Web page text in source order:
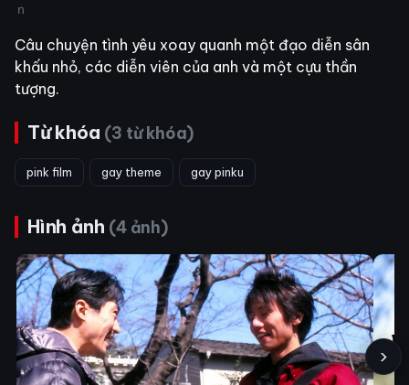
ｎ
Câu chuyện tình yêu xoay quanh một đạo diễn sân
khấu nhỏ, các diễn viên của anh và một cựu thần
tượng.
Từ khóa (3 từ khóa)
pink film gay theme gay pinku
Hình ảnh (4 ảnh)
›